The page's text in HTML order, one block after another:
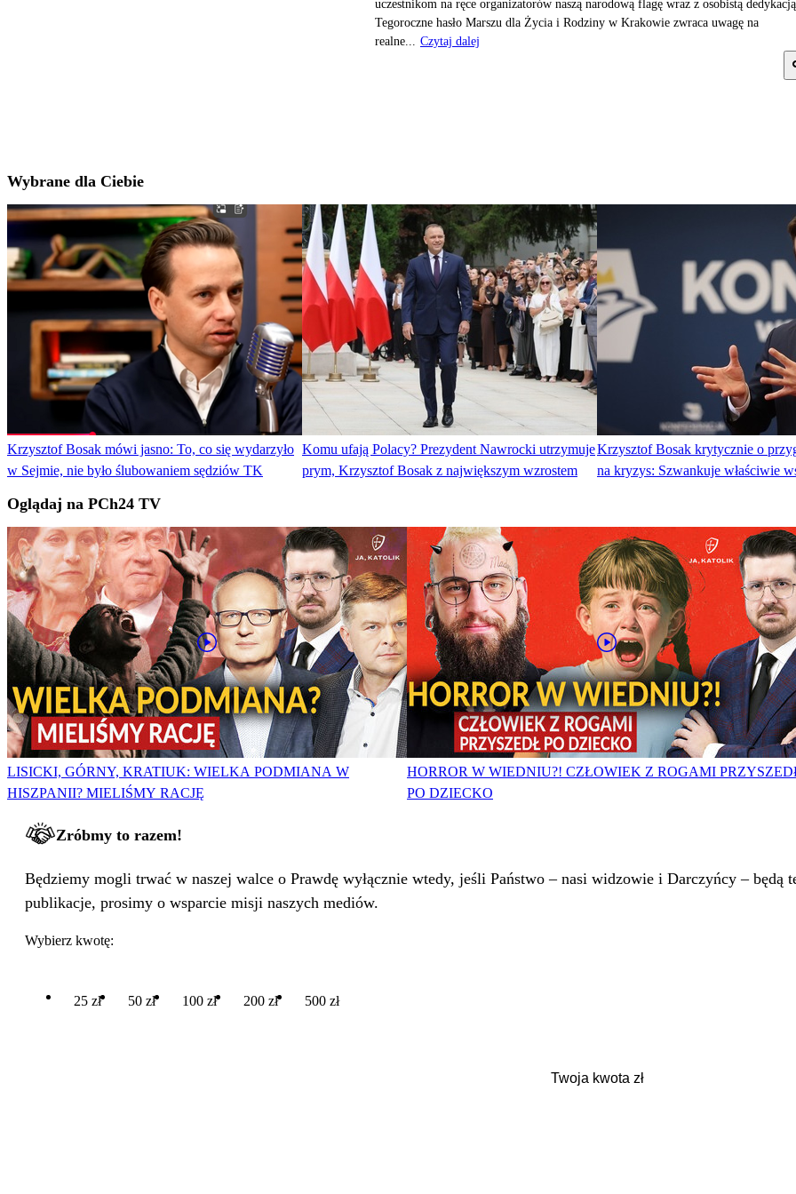
uczestnikom na ręce organizatorów naszą narodową flagę wraz z osobistą
Tegoroczne hasło Marszu dla Życia i Rodziny w Krakowie zwraca uwagę na
realne...
Czytaj dalej
Wybrane dla Ciebie
Krzysztof Bosak mówi jasno: To, co się wydarzyło
w Sejmie, nie było ślubowaniem sędziów TK
Komu ufają Polacy? Prezydent Nawrocki utrzymuje
prym, Krzysztof Bosak z największym wzrostem
Krzysztof Bosak krytycznie o
na kryzys: Szwankuje właściwie
Oglądaj na PCh24 TV
LISICKI, GÓRNY, KRATIUK: WIELKA PODMIANA W
HISZPANII? MIELIŚMY RACJĘ
HORROR W WIEDNIU?! CZŁOWIEK Z ROGAMI
PO DZIECKO
Zróbmy to razem!
Będziemy mogli trwać w naszej walce o Prawdę wyłącznie wtedy, jeśli Państwo – nasi widzowie i Darczyńcy – będą
publikacje, prosimy o wsparcie misji naszych mediów.
Wybierz kwotę:
25 zł 50 zł 100 zł 200 zł 500 zł